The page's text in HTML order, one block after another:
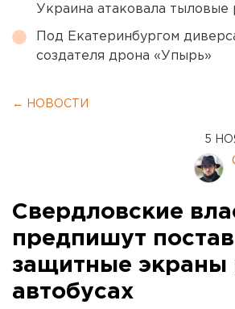
Украина атаковала
Под Екатеринбургом
создателя дрона «Упырь»
← НОВОСТИ
5
Свердловские
предпишут
защитные экраны
автобусах